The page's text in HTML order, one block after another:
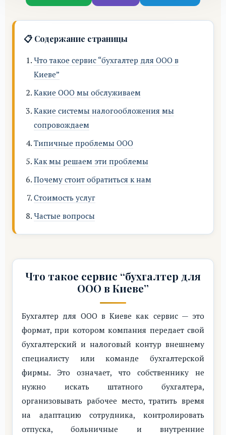
📋 Содержание страницы
Что такое сервис “бухгалтер для ООО в
Киеве”
Какие ООО мы обслуживаем
Какие системы налогообложения мы
сопровождаем
Типичные проблемы ООО
Как мы решаем эти проблемы
Почему стоит обратиться к нам
Стоимость услуг
Частые вопросы
Что такое сервис “бухгалтер для
ООО в Киеве”
Бухгалтер для ООО в Киеве как сервис — это
формат, при котором компания передает свой
бухгалтерский и налоговый контур внешнему
специалисту или команде бухгалтерской
фирмы. Это означает, что собственнику не
нужно искать штатного бухгалтера,
организовывать рабочее место, тратить время
на адаптацию сотрудника, контролировать
отпуска, больничные и внутренние